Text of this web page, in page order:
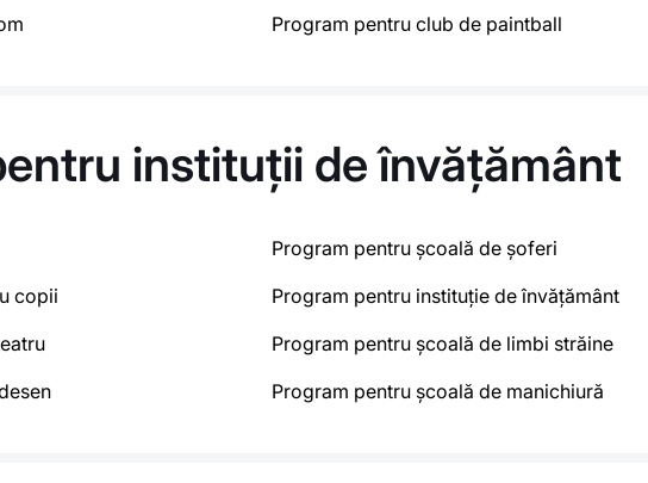
Program pentru club de paintball
instituții de învățământ
copii
Program pentru școală de șoferi
Program pentru instituție de învățământ
Program pentru școală de limbi străine
Program pentru școală de manichiură